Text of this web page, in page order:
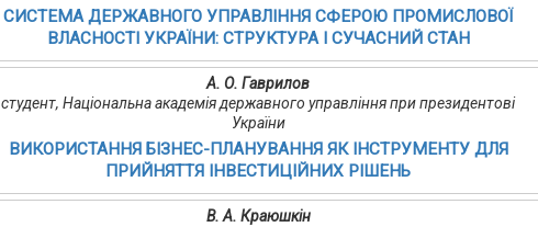
СИСТЕМА ДЕРЖАВНОГО УПРАВЛІННЯ СФЕРОЮ ПРОМИСЛОВОЇ
ВЛАСНОСТІ УКРАЇНИ: СТРУКТУРА І СУЧАСНИЙ СТАН
А. О. Гаврилов
студент, Національна академія державного управління при президентові
України
ВИКОРИСТАННЯ БІЗНЕС-ПЛАНУВАННЯ ЯК ІНСТРУМЕНТУ ДЛЯ
ПРИЙНЯТТЯ ІНВЕСТИЦІЙНИХ РІШЕНЬ
В. А. Краюшкін